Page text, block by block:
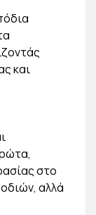
και
στο
αλλά